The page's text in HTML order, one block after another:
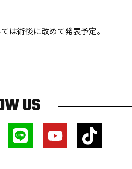
は術後に改めて発表予定。
US